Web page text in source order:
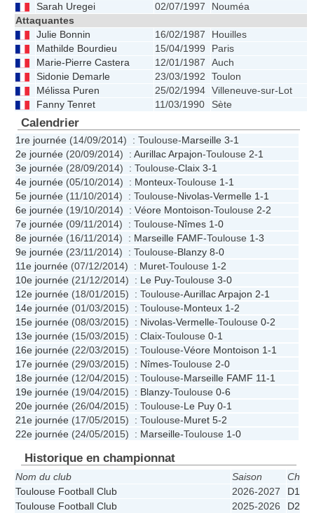
Sarah Uregei
02/07/1997
Nouméa
Attaquantes
Julie Bonnin
16/02/1987 Houilles
Mathilde Bourdieu
15/04/1999 Paris
Marie-Pierre Castera
12/01/1987 Auch
Sidonie Demarle
23/03/1992 Toulon
Mélissa Puren
25/02/1994 Villeneuve-sur-Lot
Fanny Tenret
11/03/1990 Sète
Calendrier
1re journée (14/09/2014) : Toulouse-Marseille 3-1
2e journée (20/09/2014) : Aurillac Arpajon-Toulouse 2-1
3e journée (28/09/2014) : Toulouse-Claix 3-1
4e journée (05/10/2014) : Monteux-Toulouse 1-1
5e journée (11/10/2014) : Toulouse-Nivolas-Vermelle 1-1
6e journée (19/10/2014) : Véore Montoison-Toulouse 2-2
7e journée (09/11/2014) : Toulouse-Nîmes 1-0
8e journée (16/11/2014) : Marseille FAMF-Toulouse 1-3
9e journée (23/11/2014) : Toulouse-Blanzy 8-0
11e journée (07/12/2014) : Muret-Toulouse 1-2
10e journée (21/12/2014) : Le Puy-Toulouse 3-0
12e journée (18/01/2015) : Toulouse-Aurillac Arpajon 2-1
14e journée (01/03/2015) : Toulouse-Monteux 1-2
15e journée (08/03/2015) : Nivolas-Vermelle-Toulouse 0-2
13e journée (15/03/2015) : Claix-Toulouse 0-1
16e journée (22/03/2015) : Toulouse-Véore Montoison 1-1
17e journée (29/03/2015) : Nîmes-Toulouse 2-0
18e journée (12/04/2015) : Toulouse-Marseille FAMF 11-1
19e journée (19/04/2015) : Blanzy-Toulouse 0-6
20e journée (26/04/2015) : Toulouse-Le Puy 0-1
21e journée (17/05/2015) : Toulouse-Muret 5-2
22e journée (24/05/2015) : Marseille-Toulouse 1-0
Historique en championnat
Nom du club Saison
Toulouse Football Club
2026-2027
D1
Toulouse Football Club
2025-2026 D2